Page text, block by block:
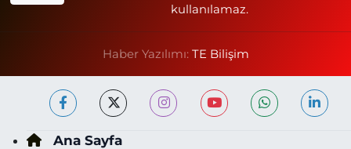
kullanılamaz.
Haber Yazılımı: TE Bilişim
Ana Sayfa